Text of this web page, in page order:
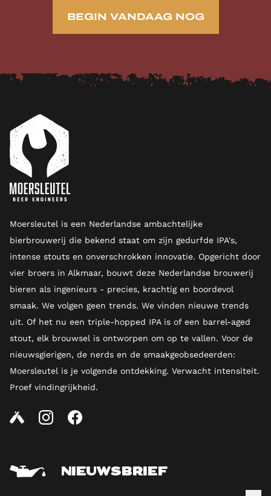
BEGIN VANDAAG NOG
Moersleutel is een Nederlandse ambachtelijke
bierbrouwerij die bekend staat om zijn gedurfde IPA's,
intense stouts en onverschrokken innovatie. Opgericht door
vier broers in Alkmaar, bouwt deze Nederlandse brouwerij
bieren als ingenieurs - precies, krachtig en boordevol
smaak. We volgen geen trends. We vinden nieuwe trends
uit. Of het nu een triple-hopped IPA is of een barrel-aged
stout, elk brouwsel is ontworpen om op te vallen. Voor de
nieuwsgierigen, de nerds en de smaakgeobsedeerden:
Moersleutel is je volgende ontdekking. Verwacht intensiteit.
Proef vindingrijkheid.
NIEUWSBRIEF